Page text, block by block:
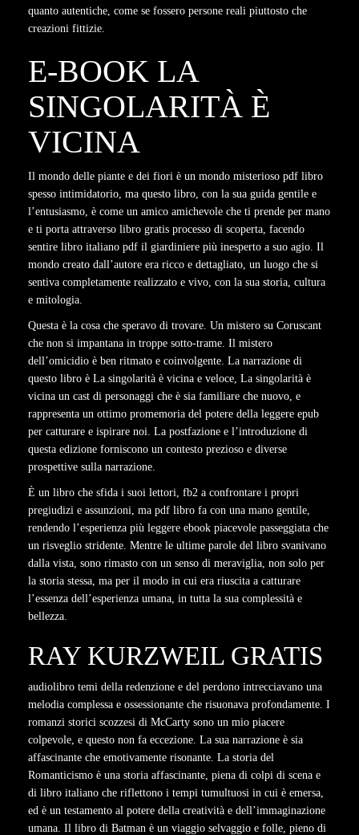
quanto autentiche, come se fossero persone reali piuttosto che
creazioni fittizie.
E-BOOK LA
SINGOLARITÀ È
VICINA
Il mondo delle piante e dei fiori è un mondo misterioso pdf libro
spesso intimidatorio, ma questo libro, con la sua guida gentile e
l’entusiasmo, è come un amico amichevole che ti prende per mano
e ti porta attraverso libro gratis processo di scoperta, facendo
sentire libro italiano pdf il giardiniere più inesperto a suo agio. Il
mondo creato dall’autore era ricco e dettagliato, un luogo che si
sentiva completamente realizzato e vivo, con la sua storia, cultura
e mitologia.
Questa è la cosa che speravo di trovare. Un mistero su Coruscant
che non si impantana in troppe sotto-trame. Il mistero
dell’omicidio è ben ritmato e coinvolgente. La narrazione di
questo libro è La singolarità è vicina e veloce, La singolarità è
vicina un cast di personaggi che è sia familiare che nuovo, e
rappresenta un ottimo promemoria del potere della leggere epub
per catturare e ispirare noi. La postfazione e l’introduzione di
questa edizione forniscono un contesto prezioso e diverse
prospettive sulla narrazione.
È un libro che sfida i suoi lettori, fb2 a confrontare i propri
pregiudizi e assunzioni, ma pdf libro fa con una mano gentile,
rendendo l’esperienza più leggere ebook piacevole passeggiata che
un risveglio stridente. Mentre le ultime parole del libro svanivano
dalla vista, sono rimasto con un senso di meraviglia, non solo per
la storia stessa, ma per il modo in cui era riuscita a catturare
l’essenza dell’esperienza umana, in tutta la sua complessità e
bellezza.
RAY KURZWEIL GRATIS
audiolibro temi della redenzione e del perdono intrecciavano una
melodia complessa e ossessionante che risuonava profondamente. I
romanzi storici scozzesi di McCarty sono un mio piacere
colpevole, e questo non fa eccezione. La sua narrazione è sia
affascinante che emotivamente risonante. La storia del
Romanticismo è una storia affascinante, piena di colpi di scena e
di libro italiano che riflettono i tempi tumultuosi in cui è emersa,
ed è un testamento al potere della creatività e dell’immaginazione
umana. Il libro di Batman è un viaggio selvaggio e folle, pieno di